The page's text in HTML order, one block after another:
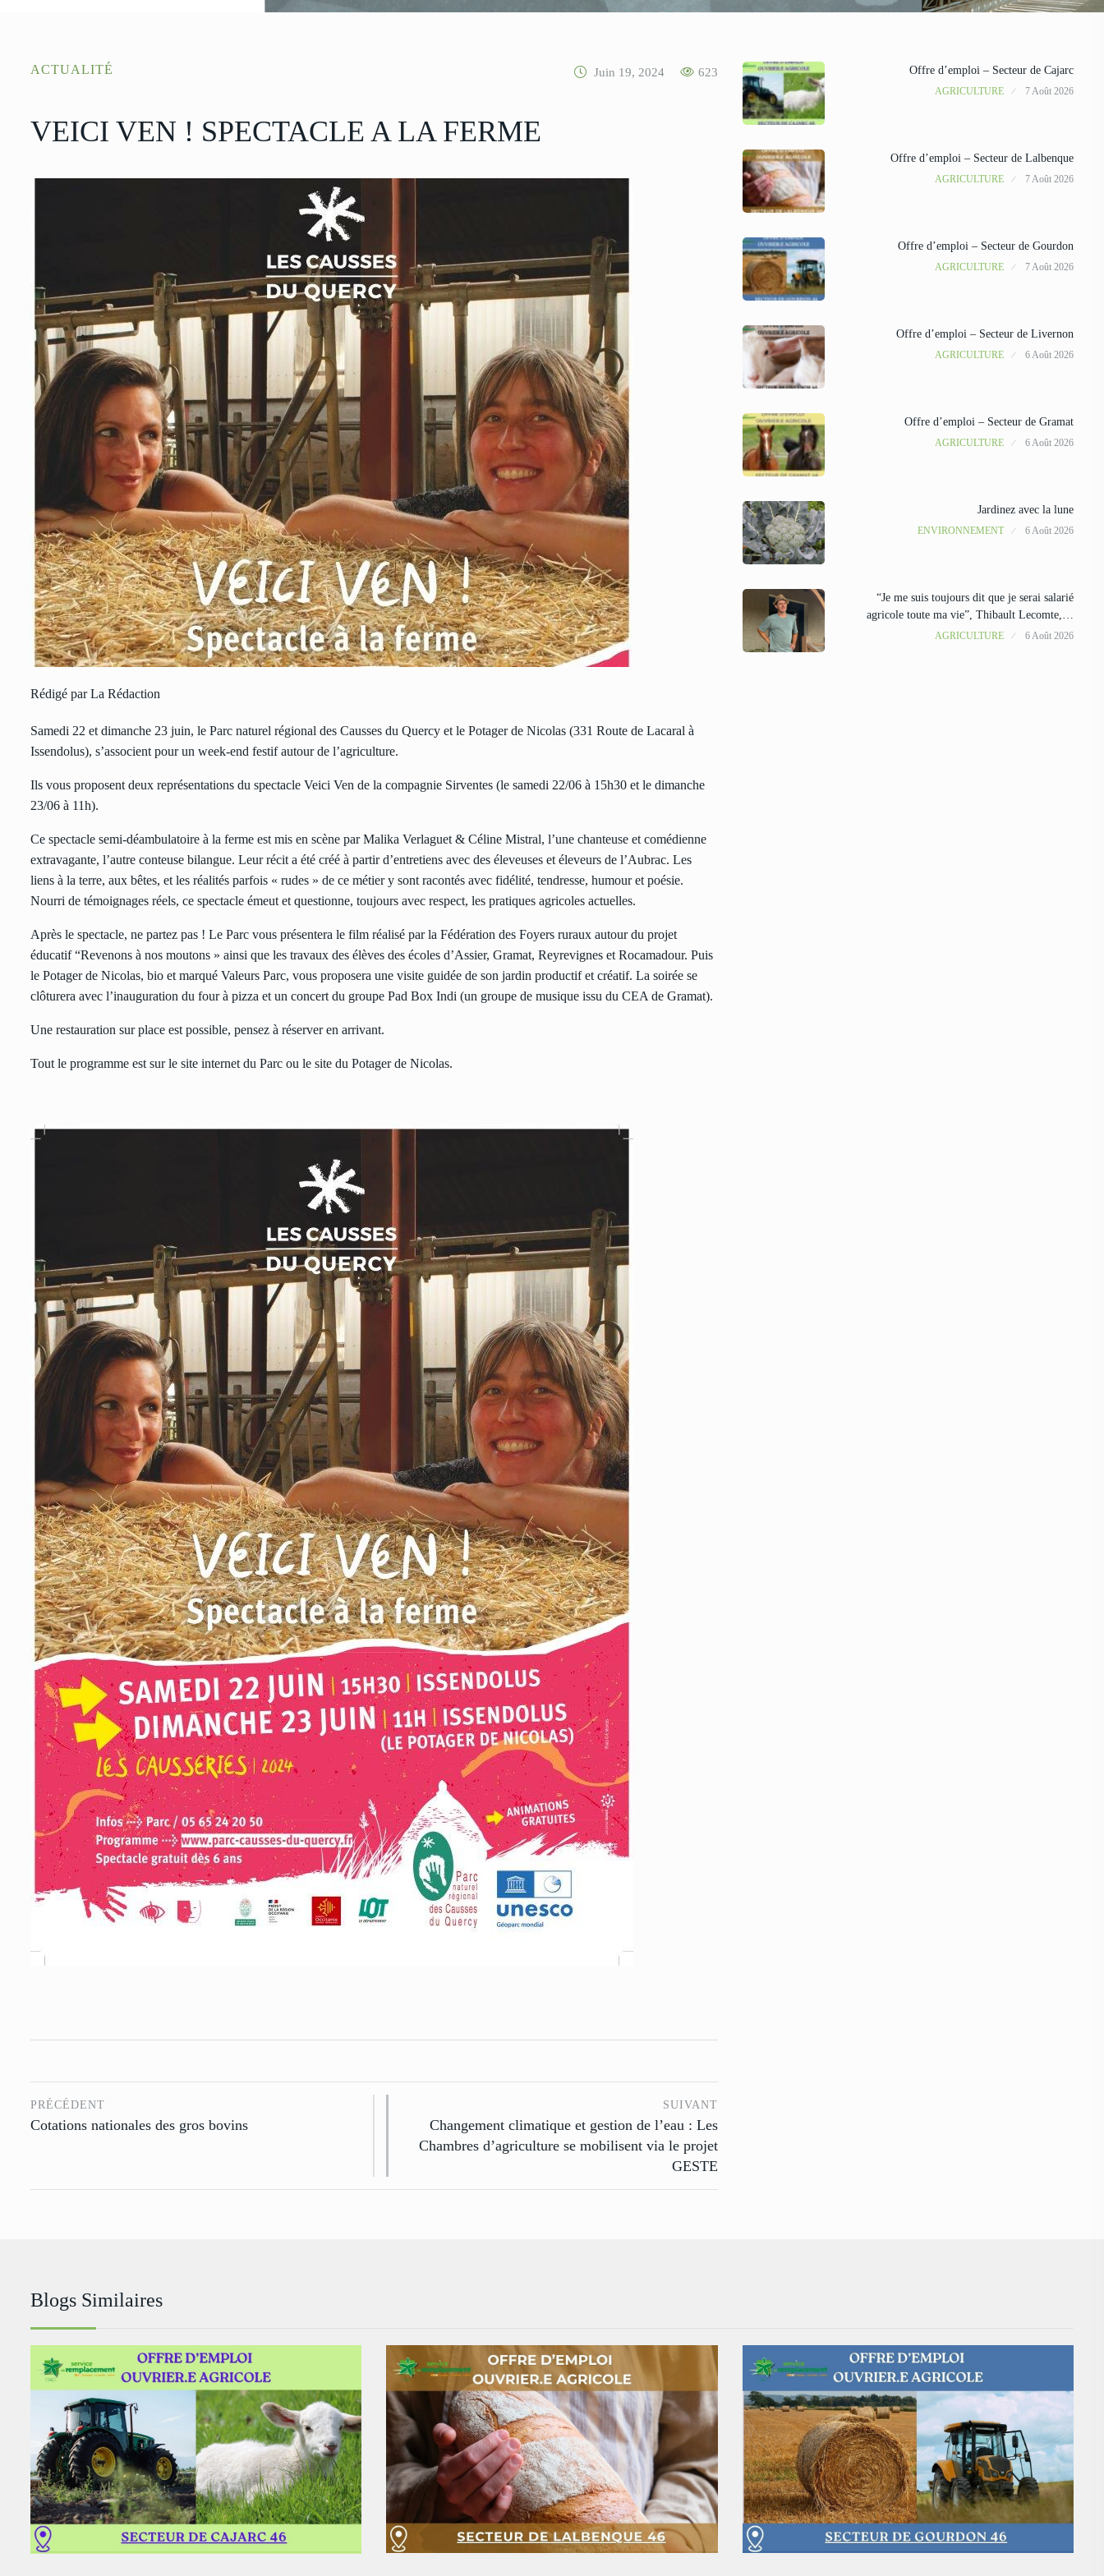
ACTUALITÉ Juin 19, 2024 623
VEICI VEN ! SPECTACLE A LA FERME
Rédigé par La Rédaction
Samedi 22 et dimanche 23 juin, le Parc naturel régional des Causses du Quercy et le Potager de Nicolas (331 Route de Lacaral à
Issendolus), s’associent pour un week-end festif autour de l’agriculture.
Ils vous proposent deux représentations du spectacle Veici Ven de la compagnie Sirventes (le samedi 22/06 à 15h30 et le dimanche
23/06 à 11h).
Ce spectacle semi-déambulatoire à la ferme est mis en scène par Malika Verlaguet & Céline Mistral, l’une chanteuse et comédienne
extravagante, l’autre conteuse bilangue. Leur récit a été créé à partir d’entretiens avec des éleveuses et éleveurs de l’Aubrac. Les
liens à la terre, aux bêtes, et les réalités parfois « rudes » de ce métier y sont racontés avec fidélité, tendresse, humour et poésie.
Nourri de témoignages réels, ce spectacle émeut et questionne, toujours avec respect, les pratiques agricoles actuelles.
Après le spectacle, ne partez pas ! Le Parc vous présentera le film réalisé par la Fédération des Foyers ruraux autour du projet
éducatif “Revenons à nos moutons » ainsi que les travaux des élèves des écoles d’Assier, Gramat, Reyrevignes et Rocamadour. Puis
le Potager de Nicolas, bio et marqué Valeurs Parc, vous proposera une visite guidée de son jardin productif et créatif. La soirée se
clôturera avec l’inauguration du four à pizza et un concert du groupe Pad Box Indi (un groupe de musique issu du CEA de Gramat).
Une restauration sur place est possible, pensez à réserver en arrivant.
Tout le programme est sur le site internet du Parc ou le site du Potager de Nicolas.
PRÉCÉDENT
Cotations nationales des gros bovins
SUIVANT
Changement climatique et gestion de l’eau : Les
Chambres d’agriculture se mobilisent via le projet
GESTE
Offre d’emploi – Secteur de Cajarc
AGRICULTURE 7 Août 2026
Offre d’emploi – Secteur de Lalbenque
AGRICULTURE 7 Août 2026
Offre d’emploi – Secteur de Gourdon
AGRICULTURE 7 Août 2026
Offre d’emploi – Secteur de Livernon
AGRICULTURE 6 Août 2026
Offre d’emploi – Secteur de Gramat
AGRICULTURE 6 Août 2026
Jardinez avec la lune
ENVIRONNEMENT 6 Août 2026
“Je me suis toujours dit que je serai salarié
agricole toute ma vie”, Thibault Lecomte,…
AGRICULTURE 6 Août 2026
Blogs Similaires